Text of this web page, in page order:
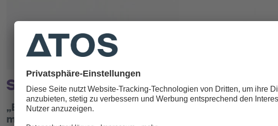
Spitzentechnologie & höchste
„Biologischer Gelenkerhalt und individualisierte
mich an vorderster Stelle.“